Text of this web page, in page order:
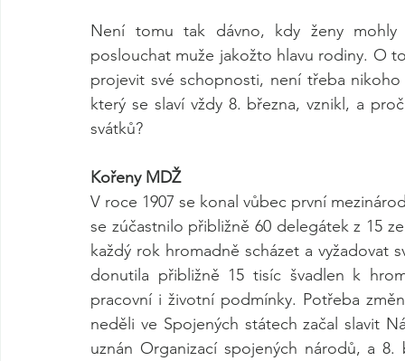
Není tomu tak dávno, kdy ženy
poslouchat muže jakožto hlavu rodiny. O
projevit své schopnosti, není třeba
který se slaví vždy 8. března, vznikl, a
svátků?
Kořeny MDŽ
V roce 1907 se konal vůbec první
se zúčastnilo přibližně 60 delegátek z 15
každý rok hromadně scházet a vyžadovat
donutila přibližně 15 tisíc švadlen k
pracovní i životní podmínky. Potřeba
neděli ve Spojených státech začal slavit
uznán Organizací spojených národů, a